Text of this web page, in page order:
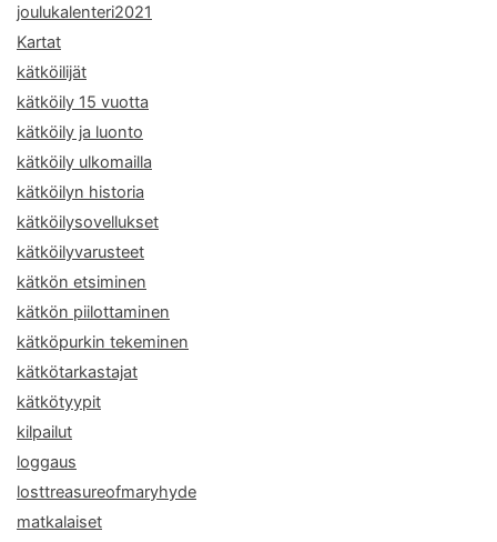
joulukalenteri2021
Kartat
kätköilijät
kätköily 15 vuotta
kätköily ja luonto
kätköily ulkomailla
kätköilyn historia
kätköilysovellukset
kätköilyvarusteet
kätkön etsiminen
kätkön piilottaminen
kätköpurkin tekeminen
kätkötarkastajat
kätkötyypit
kilpailut
loggaus
losttreasureofmaryhyde
matkalaiset